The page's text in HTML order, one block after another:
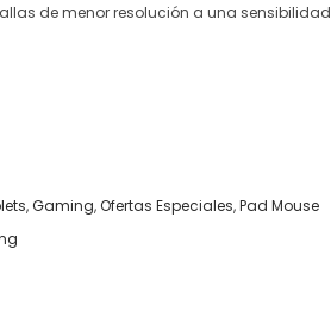
de menor resolución a una sensibilidad
,Gaming,Ofertas Especiales,Pad Mouse